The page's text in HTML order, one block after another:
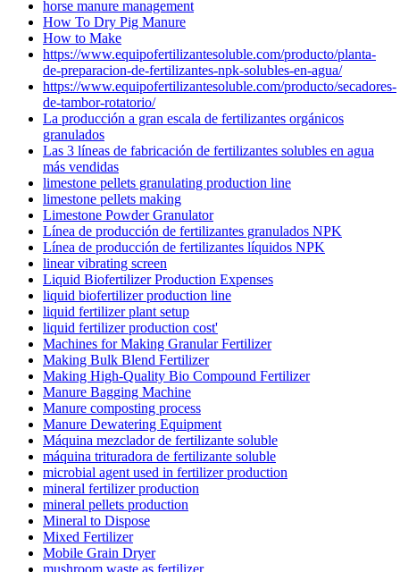
horse manure management
How To Dry Pig Manure
How to Make
https://www.equipofertilizantesoluble.com/producto/planta-
de-preparacion-de-fertilizantes-npk-solubles-en-agua/
https://www.equipofertilizantesoluble.com/producto/secadores-
de-tambor-rotatorio/
La producción a gran escala de fertilizantes orgánicos
granulados
Las 3 líneas de fabricación de fertilizantes solubles en agua
más vendidas
limestone pellets granulating production line
limestone pellets making
Limestone Powder Granulator
Línea de producción de fertilizantes granulados NPK
Línea de producción de fertilizantes líquidos NPK
linear vibrating screen
Liquid Biofertilizer Production Expenses
liquid biofertilizer production line
liquid fertilizer plant setup
liquid fertilizer production cost'
Machines for Making Granular Fertilizer
Making Bulk Blend Fertilizer
Making High-Quality Bio Compound Fertilizer
Manure Bagging Machine
Manure composting process
Manure Dewatering Equipment
Máquina mezclador de fertilizante soluble
máquina trituradora de fertilizante soluble
microbial agent used in fertilizer production
mineral fertilizer production
mineral pellets production
Mineral to Dispose
Mixed Fertilizer
Mobile Grain Dryer